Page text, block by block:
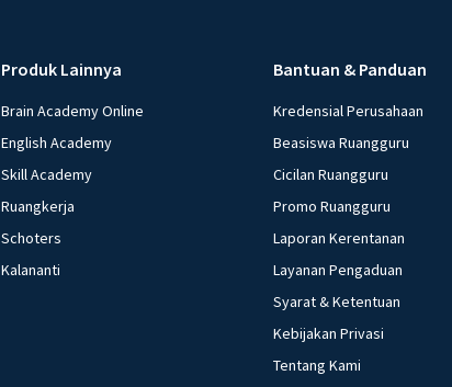
Produk Lainnya
Brain Academy Online
English Academy
Skill Academy
Ruangkerja
Schoters
Kalananti
Bantuan & Panduan
Kredensial Perusahaan
Beasiswa Ruangguru
Cicilan Ruangguru
Promo Ruangguru
Laporan Kerentanan
Layanan Pengaduan
Syarat & Ketentuan
Kebijakan Privasi
Tentang Kami